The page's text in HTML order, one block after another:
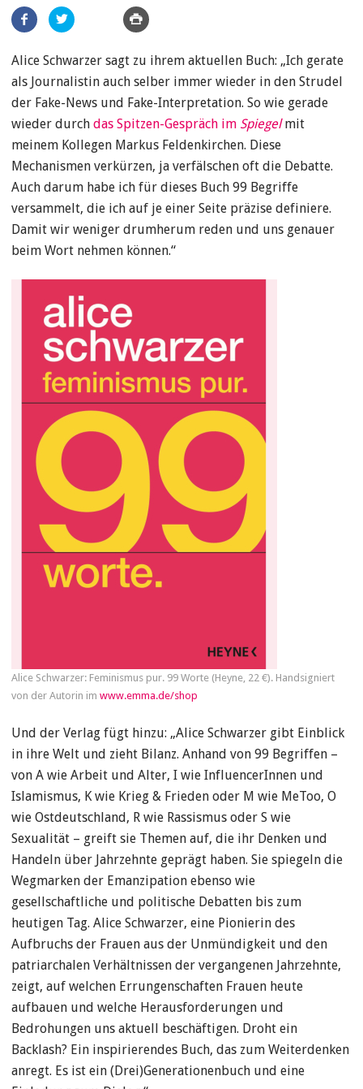
Artikel
teilen
Alice Schwarzer sagt zu ihrem aktuellen Buch: „Ich gerate
als Journalistin auch selber immer wieder in den Strudel
der Fake-News und Fake-Interpretation. So wie gerade
wieder durch das Spitzen-Gespräch im Spiegelmit
meinem Kollegen Markus Feldenkirchen. Diese
Mechanismen verkürzen, ja verfälschen oft die Debatte.
Auch darum habe ich für dieses Buch 99 Begriffe
versammelt, die ich auf je einer Seite präzise definiere.
Damit wir weniger drumherum reden und uns genauer
beim Wort nehmen können.“
Alice Schwarzer: Feminismus pur. 99 Worte (Heyne, 22 €). Handsigniert
von der Autorin im www.emma.de/shop
Und der Verlag fügt hinzu: „Alice Schwarzer gibt Einblick
in ihre Welt und zieht Bilanz. Anhand von 99 Begriffen –
von A wie Arbeit und Alter, I wie InfluencerInnen und
Islamismus, K wie Krieg & Frieden oder M wie MeToo, O
wie Ostdeutschland, R wie Rassismus oder S wie
Sexualität – greift sie Themen auf, die ihr Denken und
Handeln über Jahrzehnte geprägt haben. Sie spiegeln die
Wegmarken der Emanzipation ebenso wie
gesellschaftliche und politische Debatten bis zum
heutigen Tag. Alice Schwarzer, eine Pionierin des
Aufbruchs der Frauen aus der Unmündigkeit und den
patriarchalen Verhältnissen der vergangenen Jahrzehnte,
zeigt, auf welchen Errungenschaften Frauen heute
aufbauen und welche Herausforderungen und
Bedrohungen uns aktuell beschäftigen. Droht ein
Backlash? Ein inspirierendes Buch, das zum Weiterdenken
anregt. Es ist ein (Drei)Generationenbuch und eine